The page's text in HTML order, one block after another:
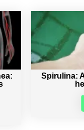
Spirulina: